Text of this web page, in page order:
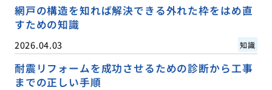
網戸の構造を知れば解決できる外れた枠をはめ直
すための知識
2026.04.03 知識
耐震リフォームを成功させるための診断から工事
までの正しい手順